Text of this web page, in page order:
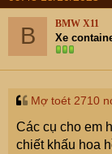
B BMW X11
Xe
Mợ toét 2710
Các cụ cho em
chiết khấu hoa